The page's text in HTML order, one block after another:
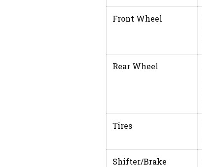
Front Wheel
Rear Wheel
Tires
Shifter/Brake